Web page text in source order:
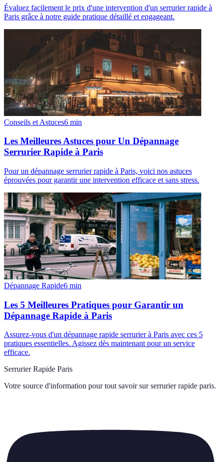
Évaluez facilement le prix d'une intervention d'un serrurier rapide à
Paris grâce à notre guide pratique détaillé et engageant.
Conseils et Astuces6 min
Les Meilleures Astuces pour Un Dépannage
Serrurier Rapide à Paris
Pour un dépannage serrurier rapide à Paris, voici nos astuces
éprouvées pour garantir une intervention efficace et sans stress.
Dépannage Rapide6 min
Les 5 Meilleures Pratiques pour Garantir un
Dépannage Rapide à Paris
Assurez-vous d'un dépannage rapide serrurier à Paris avec ces 5
pratiques essentielles. Agissez dès maintenant pour un service
efficace.
Serrurier Rapide Paris
Votre source d'information pour tout savoir sur serrurier rapide paris.